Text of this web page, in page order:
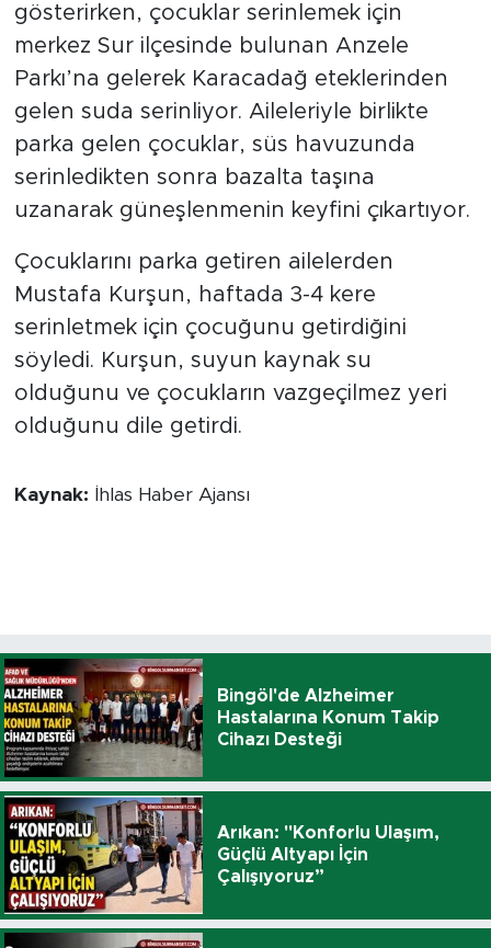
gösterirken, çocuklar serinlemek için
merkez Sur ilçesinde bulunan Anzele
Parkı’na gelerek Karacadağ eteklerinden
gelen suda serinliyor. Aileleriyle birlikte
parka gelen çocuklar, süs havuzunda
serinledikten sonra bazalta taşına
uzanarak güneşlenmenin keyfini çıkartıyor.
Çocuklarını parka getiren ailelerden
Mustafa Kurşun, haftada 3-4 kere
serinletmek için çocuğunu getirdiğini
söyledi. Kurşun, suyun kaynak su
olduğunu ve çocukların vazgeçilmez yeri
olduğunu dile getirdi.
Kaynak: İhlas Haber Ajansı
Bingöl'de Alzheimer
Hastalarına Konum Takip
Cihazı Desteği
Arıkan: "Konforlu Ulaşım,
Güçlü Altyapı İçin
Çalışıyoruz”